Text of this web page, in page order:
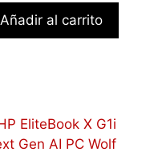
Añadir al carrito